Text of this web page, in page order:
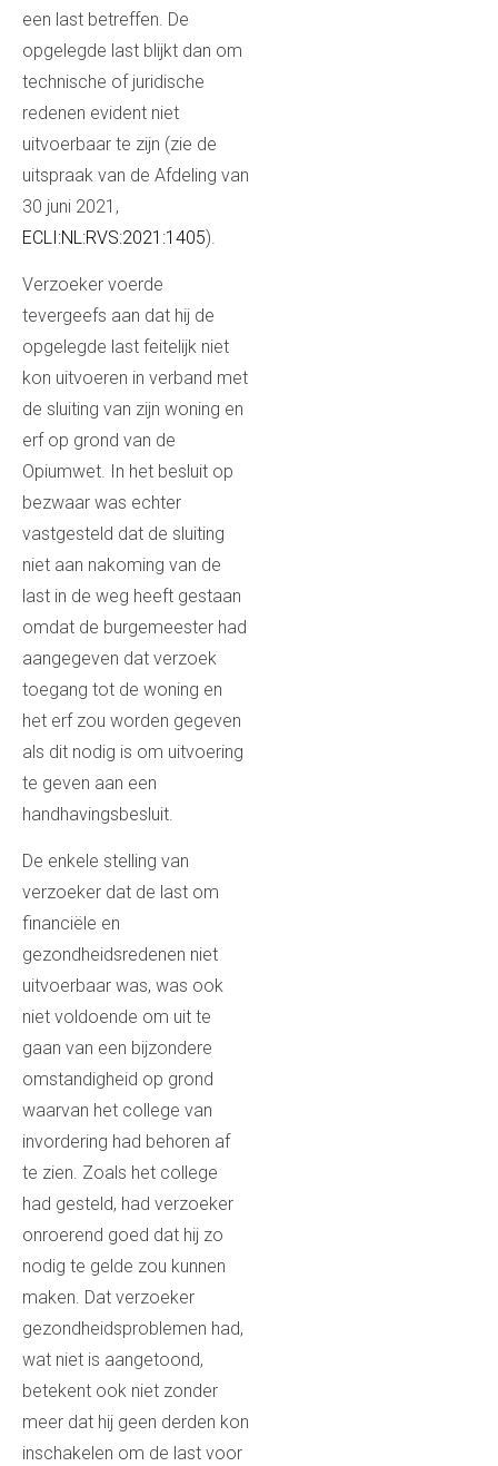
een last betreffen. De
opgelegde last blijkt dan om
technische of juridische
redenen evident niet
uitvoerbaar te zijn (zie de
uitspraak van de Afdeling van
30 juni 2021,
ECLI:NL:RVS:2021:1405).
Verzoeker voerde
tevergeefs aan dat hij de
opgelegde last feitelijk niet
kon uitvoeren in verband met
de sluiting van zijn woning en
erf op grond van de
Opiumwet. In het besluit op
bezwaar was echter
vastgesteld dat de sluiting
niet aan nakoming van de
last in de weg heeft gestaan
omdat de burgemeester had
aangegeven dat verzoek
toegang tot de woning en
het erf zou worden gegeven
als dit nodig is om uitvoering
te geven aan een
handhavingsbesluit.
De enkele stelling van
verzoeker dat de last om
financiële en
gezondheidsredenen niet
uitvoerbaar was, was ook
niet voldoende om uit te
gaan van een bijzondere
omstandigheid op grond
waarvan het college van
invordering had behoren af
te zien. Zoals het college
had gesteld, had verzoeker
onroerend goed dat hij zo
nodig te gelde zou kunnen
maken. Dat verzoeker
gezondheidsproblemen had,
wat niet is aangetoond,
betekent ook niet zonder
meer dat hij geen derden kon
inschakelen om de last voor